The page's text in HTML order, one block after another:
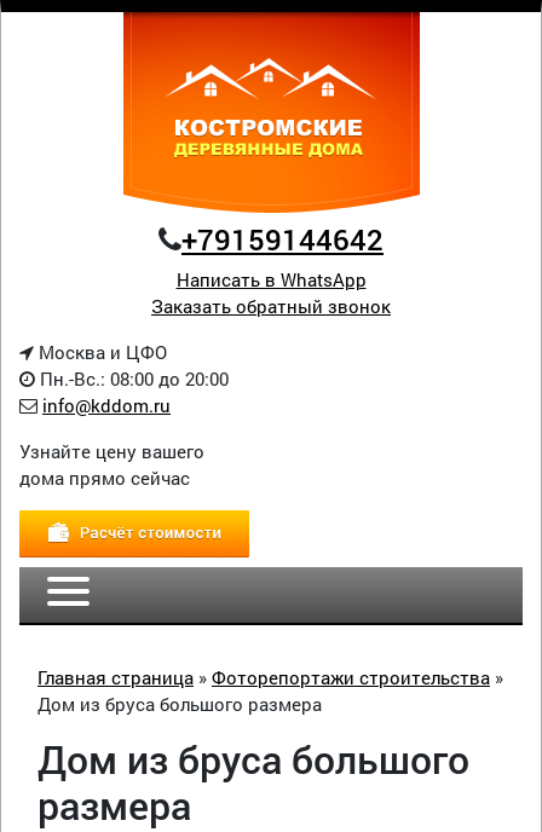
+79159144642
Написать в WhatsApp
Заказать обратный звонок
Москва и ЦФО
Пн.-Вс.: 08:00 до 20:00
info@kddom.ru
Узнайте цену вашего
дома прямо сейчас
Главная страница » Фоторепортажи строительства »
Дом из бруса большого размера
Дом из бруса большого
размера